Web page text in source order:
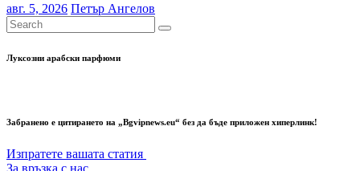
авг. 5, 2026 Петър Ангелов
Луксозни арабски парфюми
Забранено е цитирането на „Bgvipnews.eu“ без да бъде приложен хиперлинк!
Изпратете вашата статия
За връзка с нас